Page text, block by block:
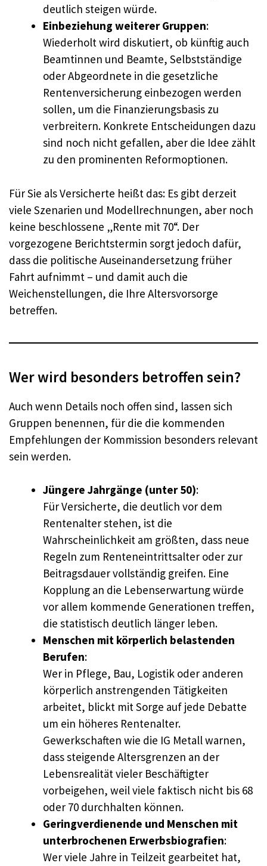
deutlich steigen würde.
Einbeziehung weiterer Gruppen:
Wiederholt wird diskutiert, ob künftig auch
Beamtinnen und Beamte, Selbstständige
oder Abgeordnete in die gesetzliche
Rentenversicherung einbezogen werden
sollen, um die Finanzierungsbasis zu
verbreitern. Konkrete Entscheidungen dazu
sind noch nicht gefallen, aber die Idee zählt
zu den prominenten Reformoptionen.
Für Sie als Versicherte heißt das: Es gibt derzeit
viele Szenarien und Modellrechnungen, aber noch
keine beschlossene „Rente mit 70“. Der
vorgezogene Berichtstermin sorgt jedoch dafür,
dass die politische Auseinandersetzung früher
Fahrt aufnimmt – und damit auch die
Weichenstellungen, die Ihre Altersvorsorge
betreffen.
Wer wird besonders betroffen sein?
Auch wenn Details noch offen sind, lassen sich
Gruppen benennen, für die die kommenden
Empfehlungen der Kommission besonders relevant
sein werden.
Jüngere Jahrgänge (unter 50):
Für Versicherte, die deutlich vor dem
Rentenalter stehen, ist die
Wahrscheinlichkeit am größten, dass neue
Regeln zum Renteneintrittsalter oder zur
Beitragsdauer vollständig greifen. Eine
Kopplung an die Lebenserwartung würde
vor allem kommende Generationen treffen,
die statistisch deutlich länger leben.
Menschen mit körperlich belastenden
Berufen:
Wer in Pflege, Bau, Logistik oder anderen
körperlich anstrengenden Tätigkeiten
arbeitet, blickt mit Sorge auf jede Debatte
um ein höheres Rentenalter.
Gewerkschaften wie die IG Metall warnen,
dass steigende Altersgrenzen an der
Lebensrealität vieler Beschäftigter
vorbeigehen, weil viele faktisch nicht bis 68
oder 70 durchhalten können.
Geringverdienende und Menschen mit
unterbrochenen Erwerbsbiografien:
Wer viele Jahre in Teilzeit gearbeitet hat,